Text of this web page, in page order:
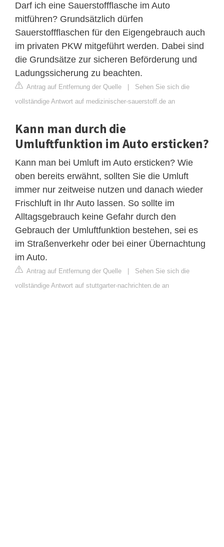
Darf ich eine Sauerstoffflasche im Auto
mitführen? Grundsätzlich dürfen
Sauerstoffflaschen für den Eigengebrauch auch
im privaten PKW mitgeführt werden. Dabei sind
die Grundsätze zur sicheren Beförderung und
Ladungssicherung zu beachten.
Antrag auf Entfernung der Quelle | Sehen Sie sich die
vollständige Antwort auf medizinischer-sauerstoff.de an
Kann man durch die
Umluftfunktion im Auto ersticken?
Kann man bei Umluft im Auto ersticken? Wie
oben bereits erwähnt, sollten Sie die Umluft
immer nur zeitweise nutzen und danach wieder
Frischluft in Ihr Auto lassen. So sollte im
Alltagsgebrauch keine Gefahr durch den
Gebrauch der Umluftfunktion bestehen, sei es
im Straßenverkehr oder bei einer Übernachtung
im Auto.
Antrag auf Entfernung der Quelle | Sehen Sie sich die
vollständige Antwort auf stuttgarter-nachrichten.de an